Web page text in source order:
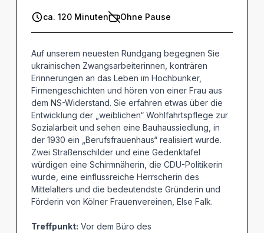
ca. 120 Minuten Ohne Pause
Auf unserem neuesten Rundgang begegnen Sie
ukrainischen Zwangsarbeiterinnen, konträren
Erinnerungen an das Leben im Hochbunker,
Firmengeschichten und hören von einer Frau aus
dem NS-Widerstand. Sie erfahren etwas über die
Entwicklung der „weiblichen“ Wohlfahrtspflege zur
Sozialarbeit und sehen eine Bauhaussiedlung, in
der 1930 ein „Berufsfrauenhaus“ realisiert wurde.
Zwei Straßenschilder und eine Gedenktafel
würdigen eine Schirmnäherin, die CDU-Politikerin
wurde, eine einflussreiche Herrscherin des
Mittelalters und die bedeutendste Gründerin und
Förderin von Kölner Frauenvereinen, Else Falk.
Treffpunkt: Vor dem Büro des